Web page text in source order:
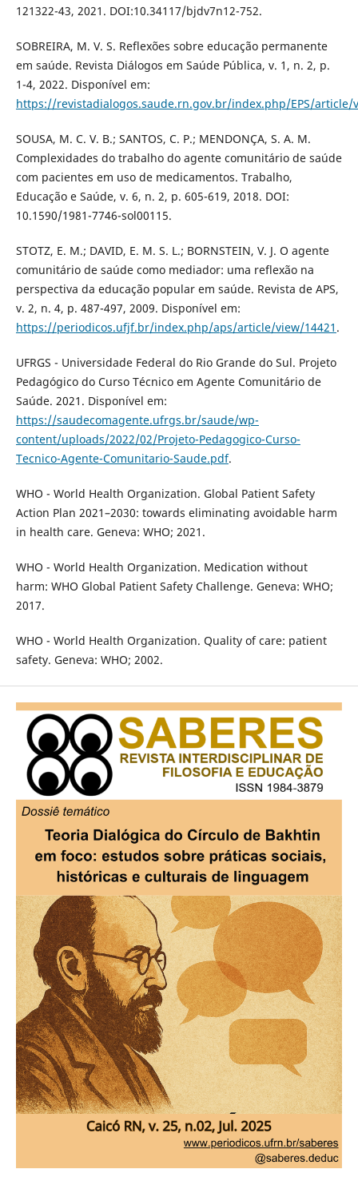
121322-43, 2021. DOI:10.34117/bjdv7n12-752.
SOBREIRA, M. V. S. Reflexões sobre educação permanente
em saúde. Revista Diálogos em Saúde Pública, v. 1, n. 2, p.
1-4, 2022. Disponível em:
https://revistadialogos.saude.rn.gov.br/index.php/EPS/article/
SOUSA, M. C. V. B.; SANTOS, C. P.; MENDONÇA, S. A. M.
Complexidades do trabalho do agente comunitário de saúde
com pacientes em uso de medicamentos. Trabalho,
Educação e Saúde, v. 6, n. 2, p. 605-619, 2018. DOI:
10.1590/1981-7746-sol00115.
STOTZ, E. M.; DAVID, E. M. S. L.; BORNSTEIN, V. J. O agente
comunitário de saúde como mediador: uma reflexão na
perspectiva da educação popular em saúde. Revista de APS,
v. 2, n. 4, p. 487-497, 2009. Disponível em:
https://periodicos.ufjf.br/index.php/aps/article/view/14421 .
UFRGS - Universidade Federal do Rio Grande do Sul. Projeto
Pedagógico do Curso Técnico em Agente Comunitário de
Saúde. 2021. Disponível em:
https://saudecomagente.ufrgs.br/saude/wp-
content/uploads/2022/02/Projeto-Pedagogico-Curso-
Tecnico-Agente-Comunitario-Saude.pdf.
WHO - World Health Organization. Global Patient Safety
Action Plan 2021–2030: towards eliminating avoidable harm
in health care. Geneva: WHO; 2021.
WHO - World Health Organization. Medication without
harm: WHO Global Patient Safety Challenge. Geneva: WHO;
2017.
WHO - World Health Organization. Quality of care: patient
safety. Geneva: WHO; 2002.